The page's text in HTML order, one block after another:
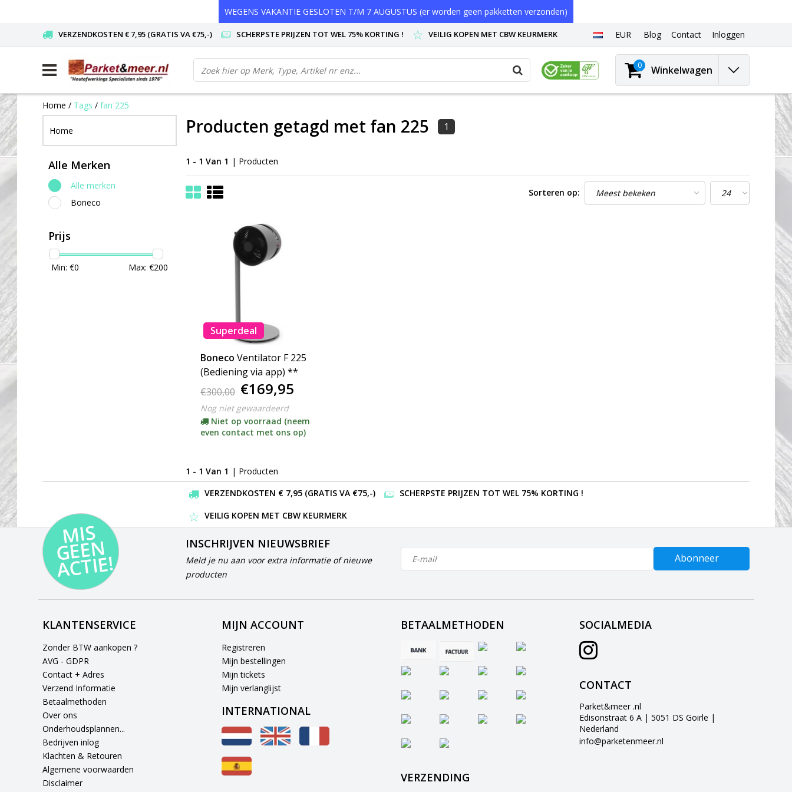
WEGENS VAKANTIE GESLOTEN T/M 7 AUGUSTUS (er worden geen pakketten verzonden)
VERZENDKOSTEN € 7,95 (GRATIS VA €75,-) SCHERPSTE PRIJZEN TOT WEL 75% KORTING ! VEILIG KOPEN MET CBW KEURMERK EUR Blog Contact Inloggen
0 Winkelwagen
Home / Tags / fan 225
Home
Alle Merken
Alle merken
Boneco
Prijs
Min: €0 Max: €200
Producten getagd met fan 225 1
1 - 1 Van 1 | Producten
Sorteren op:
Superdeal
Boneco Ventilator F 225
(Bediening via app) **
€300,00 €169,95
Nog niet gewaardeerd
Niet op voorraad (neem
even contact met ons op)
1 - 1 Van 1 | Producten
VERZENDKOSTEN € 7,95 (GRATIS VA €75,-)
SCHERPSTE PRIJZEN TOT WEL 75% KORTING !
VEILIG KOPEN MET CBW KEURMERK
MI
S
G
E
E
N
A
C
TI
E!
INSCHRIJVEN NIEUWSBRIEF
Meld je nu aan voor extra informatie of nieuwe
producten
Abonneer
KLANTENSERVICE
Zonder BTW aankopen ?
AVG - GDPR
Contact + Adres
Verzend Informatie
Betaalmethoden
Over ons
Onderhoudsplannen...
Bedrijven inlog
Klachten & Retouren
Algemene voorwaarden
Disclaimer
MIJN ACCOUNT
Registreren
Mijn bestellingen
Mijn tickets
Mijn verlanglijst
INTERNATIONAL
BETAALMETHODEN
VERZENDING
SOCIALMEDIA
CONTACT
Parket&meer .nl
Edisonstraat 6 A | 5051 DS Goirle |
Nederland
info@parketenmeer.nl